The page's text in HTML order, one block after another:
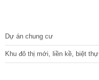
Dự án chung cư
Khu đô thị mới, liền kề, biệt thự